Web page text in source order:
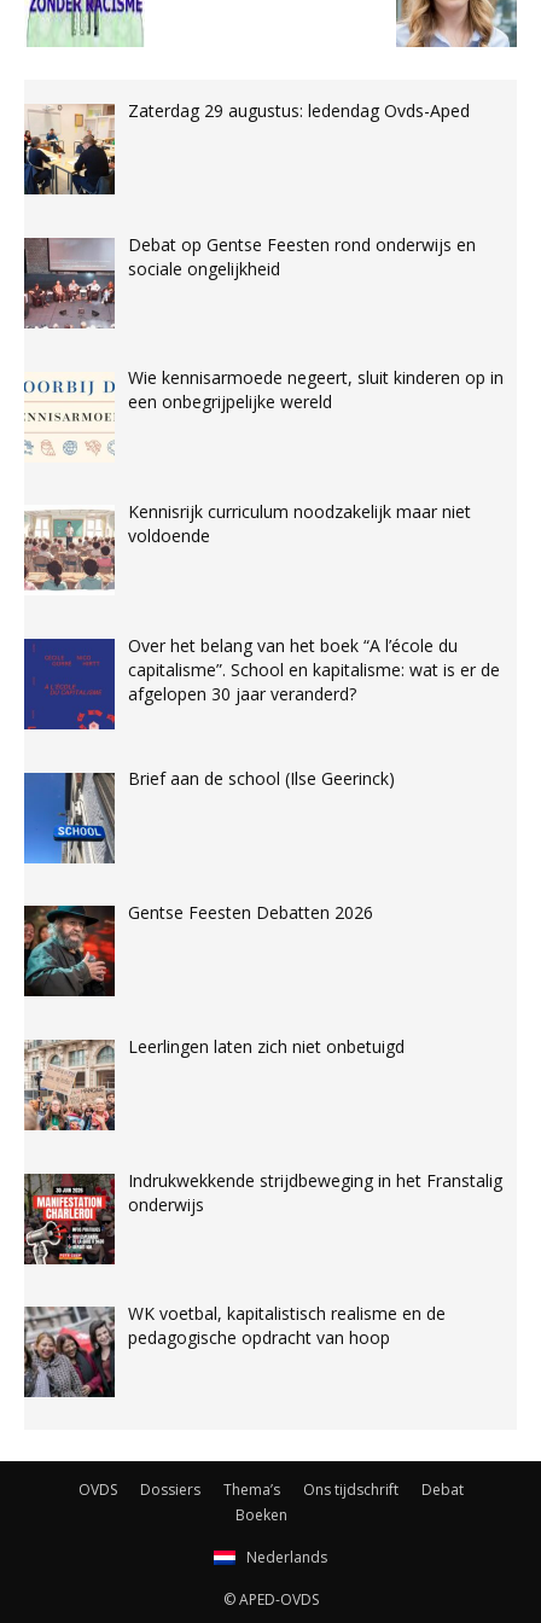
Zaterdag 29 augustus: ledendag Ovds-Aped
Debat op Gentse Feesten rond onderwijs en
sociale ongelijkheid
Wie kennisarmoede negeert, sluit kinderen op in
een onbegrijpelijke wereld
Kennisrijk curriculum noodzakelijk maar niet
voldoende
Over het belang van het boek “A l’école du
capitalisme”. School en kapitalisme: wat is er de
afgelopen 30 jaar veranderd?
Brief aan de school (Ilse Geerinck)
Gentse Feesten Debatten 2026
Leerlingen laten zich niet onbetuigd
Indrukwekkende strijdbeweging in het Franstalig
onderwijs
WK voetbal, kapitalistisch realisme en de
pedagogische opdracht van hoop
OVDS Dossiers Thema’s Ons tijdschrift
Debat
Boeken
Nederlands
© APED-OVDS